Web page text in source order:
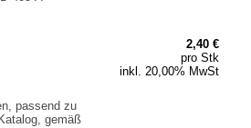
passend zu
gemäß
2,40 €
pro Stk
inkl. 20,00% MwSt